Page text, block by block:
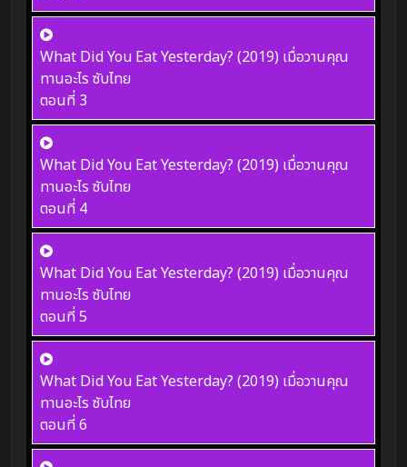
What Did You Eat Yesterday? (2019) เมื่อวานคุณ
ทานอะไร ซับไทย
ตอนที่ 3
What Did You Eat Yesterday? (2019) เมื่อวานคุณ
ทานอะไร ซับไทย
ตอนที่ 4
What Did You Eat Yesterday? (2019) เมื่อวานคุณ
ทานอะไร ซับไทย
ตอนที่ 5
What Did You Eat Yesterday? (2019) เมื่อวานคุณ
ทานอะไร ซับไทย
ตอนที่ 6